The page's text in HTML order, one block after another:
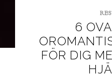
6
FÖR DIG